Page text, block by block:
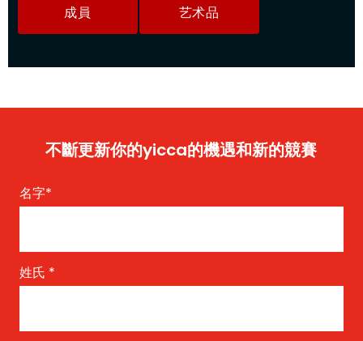
成員 艺术品
不斷更新你的yicca的機遇和新的競賽
名字*
姓氏 *